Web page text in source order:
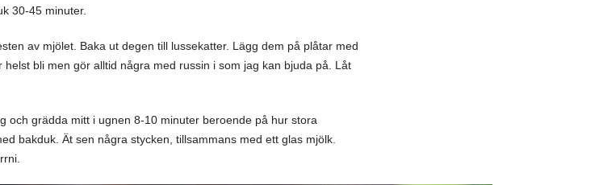
30-45 minuter.
av mjölet. Baka ut degen till lussekatter. Lägg dem på plåtar med
bli men gör alltid några med russin i som jag kan bjuda på. Låt
och grädda mitt i ugnen 8-10 minuter beroende på hur stora
bakduk. Ät sen några stycken, tillsammans med ett glas mjölk.